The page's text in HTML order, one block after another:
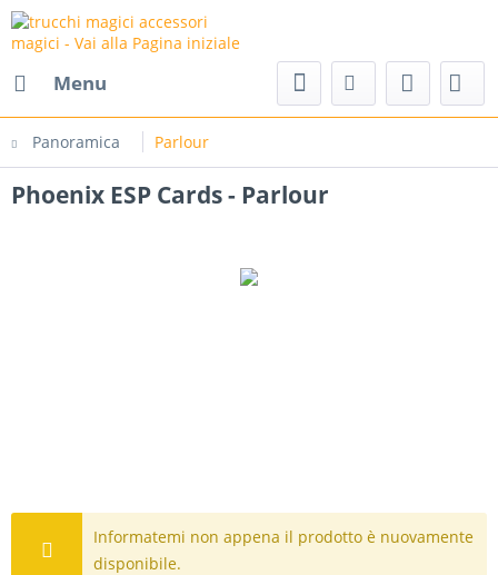
Menu
Panoramica Parlour
accessori magici
Phoenix ESP Cards - Parlour
Informatemi non appena il prodotto è nuovamente
disponibile.